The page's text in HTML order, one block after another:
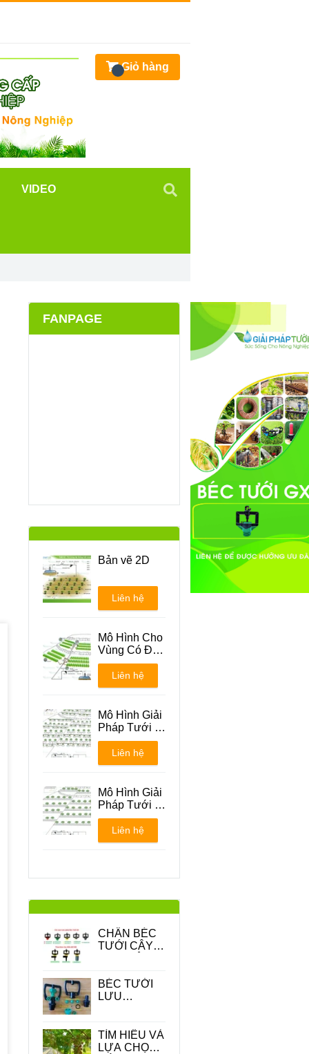
FANPAGE
Bản vẽ 2D
Liên hệ
Mô Hình Cho
Vùng Có Địa
Hình Đồi Núi
Liên hệ
Mô Hình Giải
Pháp Tưới -
Phương án 1
Liên hệ
Mô Hình Giải
Pháp Tưới -
Phương án 2
Liên hệ
CHÂN BÉC
TƯỚI CÂY -
TRONG
TRONG HỆ
BÉC TƯỚI
LƯU
TÌM HIỂU VÀ
LỰA CHỌN
Giỏ hàng
VIDEO